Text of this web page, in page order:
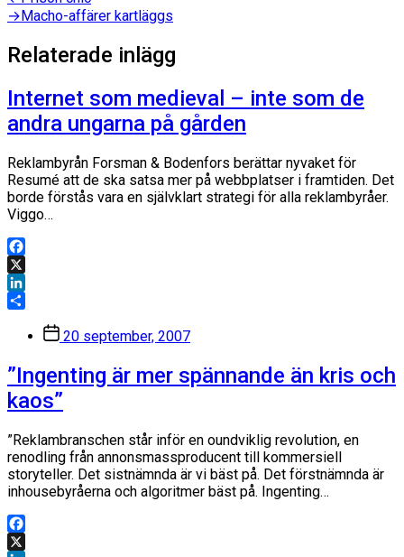
inlägg:
→Nästa
Macho-affärer kartläggs
Relaterade inlägg
Internet som medieval – inte som de
andra ungarna på gården
Reklambyrån Forsman & Bodenfors berättar nyvaket för
Resumé att de ska satsa mer på webbplatser i framtiden. Det
borde förstås vara en självklart strategi för alla reklambyråer.
Viggo…
Facebook
X
LinkedIn
Inläggsdatum
20 september, 2007
”Ingenting är mer spännande än kris och
kaos”
”Reklambranschen står inför en oundviklig revolution, en
renodling från annonsmassproducent till kommersiell
storyteller. Det sistnämnda är vi bäst på. Det förstnämnda är
inhousebyråerna och algoritmer bäst på. Ingenting…
Facebook